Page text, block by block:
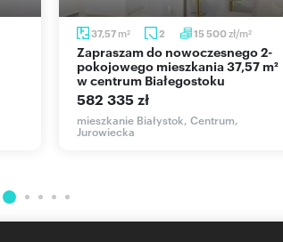
37,57 m2 2 15 500zł/m2
Zapraszam do nowoczesnego 2-
pokojowego mieszkania 37,57 m²
w centrum Białegostoku
582 335 zł
mieszkanie Białystok, Centrum,
Jurowiecka